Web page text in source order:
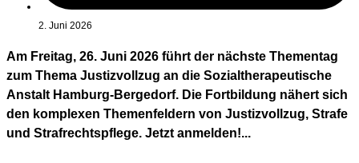
2. Juni 2026
Am Freitag, 26. Juni 2026 führt der nächste Thementag
zum Thema Justizvollzug an die Sozialtherapeutische
Anstalt Hamburg-Bergedorf. Die Fortbildung nähert sich
den komplexen Themenfeldern von Justizvollzug, Strafe
und Strafrechtspflege. Jetzt anmelden!...